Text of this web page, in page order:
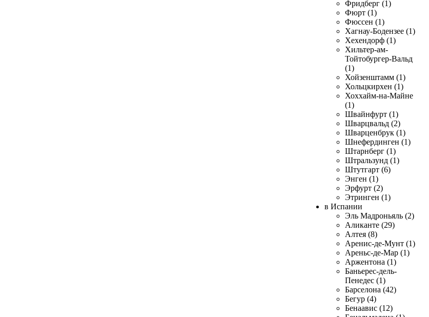
Фридберг (1)
Фюрт (1)
Фюссен (1)
Хагнау-Бодензее (1)
Хехендорф (1)
Хильтер-ам-
Тойтобургер-Вальд
(1)
Хойзенштамм (1)
Хольцкирхен (1)
Хоххайм-на-Майне
(1)
Швайнфурт (1)
Шварцвальд (2)
Шварценбрук (1)
Шнефердинген (1)
Штарнберг (1)
Штральзунд (1)
Штутгарт (6)
Энген (1)
Эрфурт (2)
Этринген (1)
в Испании
Эль Мадроньяль (2)
Аликанте (29)
Алтея (8)
Аренис-де-Мунт (1)
Ареньс-де-Мар (1)
Аржентона (1)
Баньерес-дель-
Пенедес (1)
Барселона (42)
Бегур (4)
Бенаавис (12)